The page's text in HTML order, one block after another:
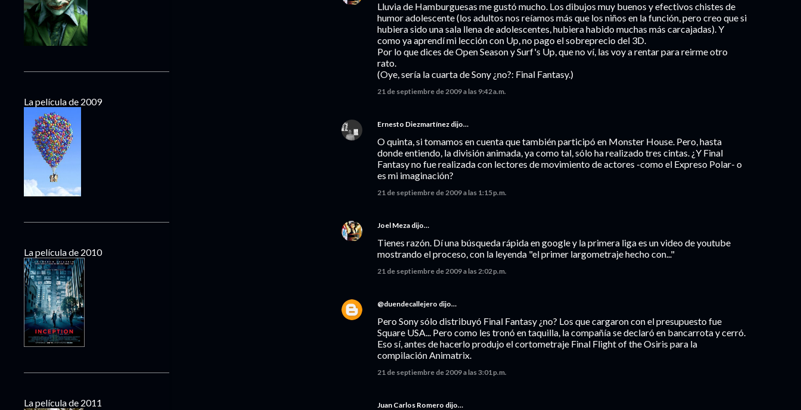
Lluvia de Hamburguesas me gustó mucho. Los dibujos muy buenos y efectivos chistes de
humor adolescente (los adultos nos reíamos más que los niños en la función, pero creo que si
hubiera sido una sala llena de adolescentes, hubiera habido muchas más carcajadas). Y
como ya aprendí mi lección con Up, no pago el sobreprecio del 3D.
Por lo que dices de Open Season y Surf's Up, que no ví, las voy a rentar para reirme otro
rato.
(Oye, sería la cuarta de Sony ¿no?: Final Fantasy.)
21 de septiembre de 2009 a las 9:42 a.m.
Ernesto Diezmartínez dijo…
O quinta, si tomamos en cuenta que también participó en Monster House. Pero, hasta
donde entiendo, la división animada, ya como tal, sólo ha realizado tres cintas. ¿Y Final
Fantasy no fue realizada con lectores de movimiento de actores -como el Expreso Polar- o
es mi imaginación?
21 de septiembre de 2009 a las 1:15 p.m.
Joel Meza dijo…
Tienes razón. Dí una búsqueda rápida en google y la primera liga es un video de youtube
mostrando el proceso, con la leyenda "el primer largometraje hecho con..."
21 de septiembre de 2009 a las 2:02 p.m.
@duendecallejero dijo…
Pero Sony sólo distribuyó Final Fantasy ¿no? Los que cargaron con el presupuesto fue
Square USA... Pero como les tronó en taquilla, la compañía se declaró en bancarrota y cerró.
Eso sí, antes de hacerlo produjo el cortometraje Final Flight of the Osiris para la
compilación Animatrix.
21 de septiembre de 2009 a las 3:01 p.m.
Juan Carlos Romero dijo…
La película de 2009
La película de 2010
La película de 2011